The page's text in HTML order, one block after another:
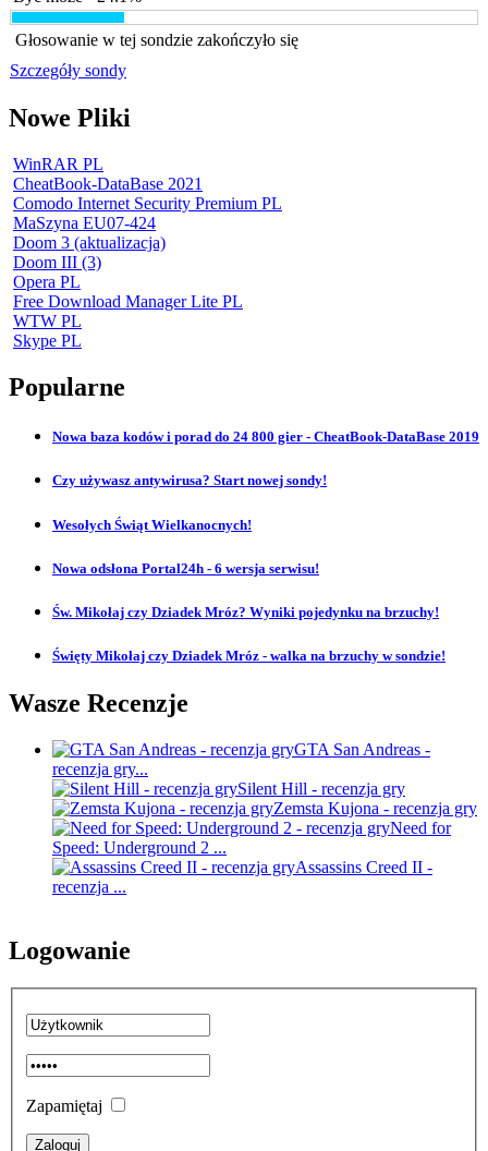
Głosowanie w tej sondzie zakończyło się
Szczegóły sondy
Nowe Pliki
WinRAR PL
CheatBook-DataBase 2021
Comodo Internet Security Premium PL
MaSzyna EU07-424
Doom 3 (aktualizacja)
Doom III (3)
Opera PL
Free Download Manager Lite PL
WTW PL
Skype PL
Popularne
Nowa baza kodów i porad do 24 800 gier - CheatBook-DataBase 2019
Czy używasz antywirusa? Start nowej sondy!
Wesołych Świąt Wielkanocnych!
Nowa odsłona Portal24h - 6 wersja serwisu!
Św. Mikołaj czy Dziadek Mróz? Wyniki pojedynku na brzuchy!
Święty Mikołaj czy Dziadek Mróz - walka na brzuchy w sondzie!
Wasze Recenzje
GTA San Andreas -
recenzja gry...
Silent Hill - recenzja gry
Zemsta Kujona - recenzja gry
Need for
Speed: Underground 2 ...
Assassins Creed II -
recenzja ...
Logowanie
Zapamiętaj